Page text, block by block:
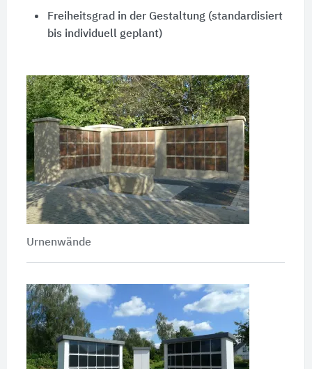
Freiheitsgrad in der Gestaltung (standardisiert
bis individuell geplant)
Urnenwände